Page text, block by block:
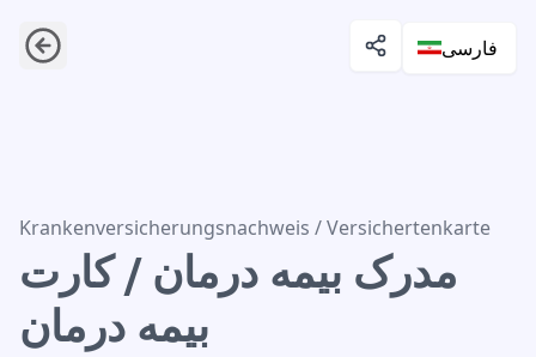
فارسی
مدرک بیمه درمان / کارت بیمه درمان
Krankenversicherungsnachweis / Versichertenkarte
مدرک بیمه درمان / کارت
بیمه درمان